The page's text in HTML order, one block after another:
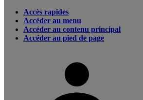
Accès rapides
Accéder au menu
Accéder au contenu principal
Accéder au pied de page